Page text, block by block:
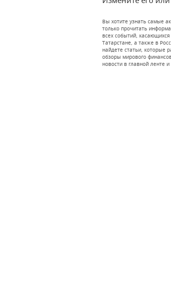
Вы хотите узнать самые
только прочитать
всех событий,
Татарстане, а также в
найдете статьи, которые
обзоры мирового
новости в главной ленте и